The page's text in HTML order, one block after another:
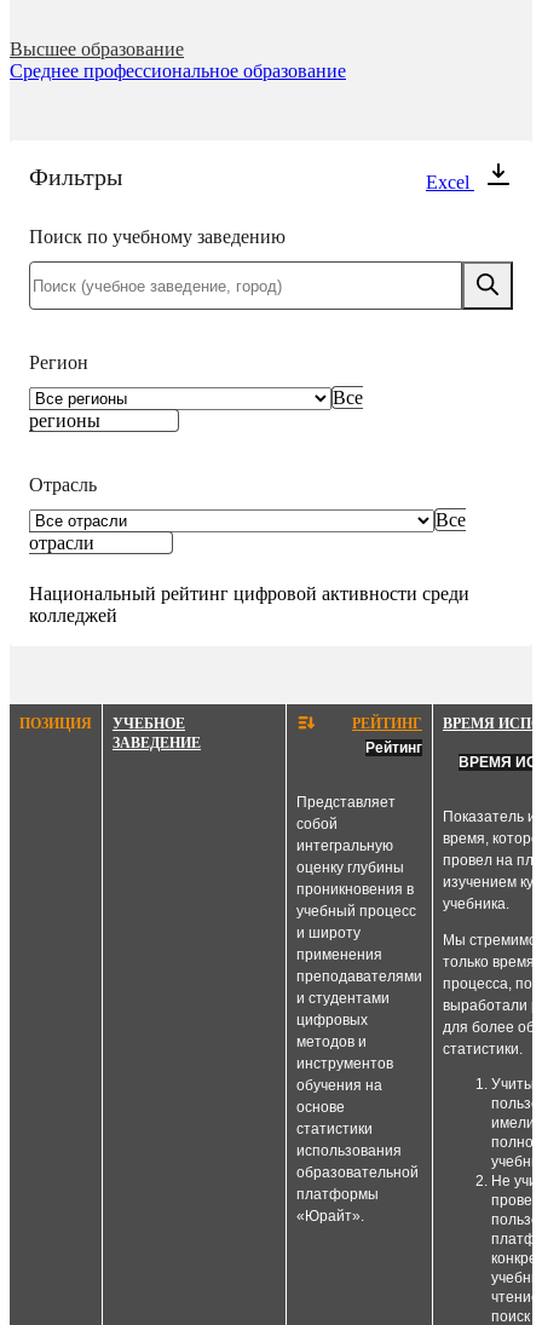
Высшее образование
Среднее профессиональное образование
Фильтры Excel
Поиск по учебному заведению
Регион
Все
регионы
Отрасль
Все
отрасли
Национальный рейтинг цифровой активности среди
колледжей
ПОЗИЦИЯ
УЧЕБНОЕ
ЗАВЕДЕНИЕ
РЕЙТИНГ
Рейтинг
Представляет
собой
интегральную
оценку глубины
проникновения в
учебный процесс
и широту
применения
преподавателями
и студентами
цифровых
методов и
инструментов
обучения на
основе
статистики
использования
образовательной
платформы
«Юрайт».
ВРЕМЯ
ВРЕМЯ
Показатель
время,
провел на
изучением
учебника.
Мы
только время
процесса,
выработали
для более
статистики.
имели
Не
поиск